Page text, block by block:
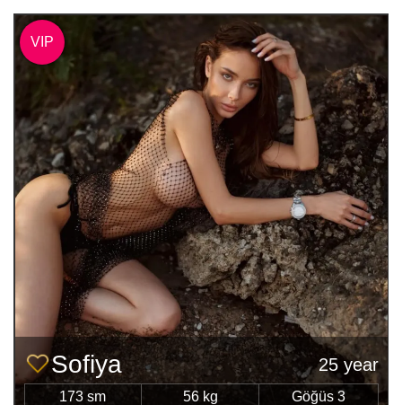
Sofiya 25 year
173 sm 56 kg Göğüs 3
VIP